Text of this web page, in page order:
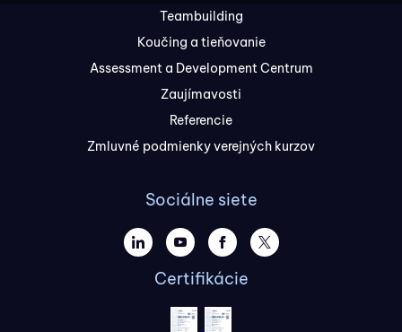
Teambuilding
Koučing a tieňovanie
Assessment a Development Centrum
Zaujímavosti
Referencie
Zmluvné podmienky verejných kurzov
Sociálne siete
Certifikácie